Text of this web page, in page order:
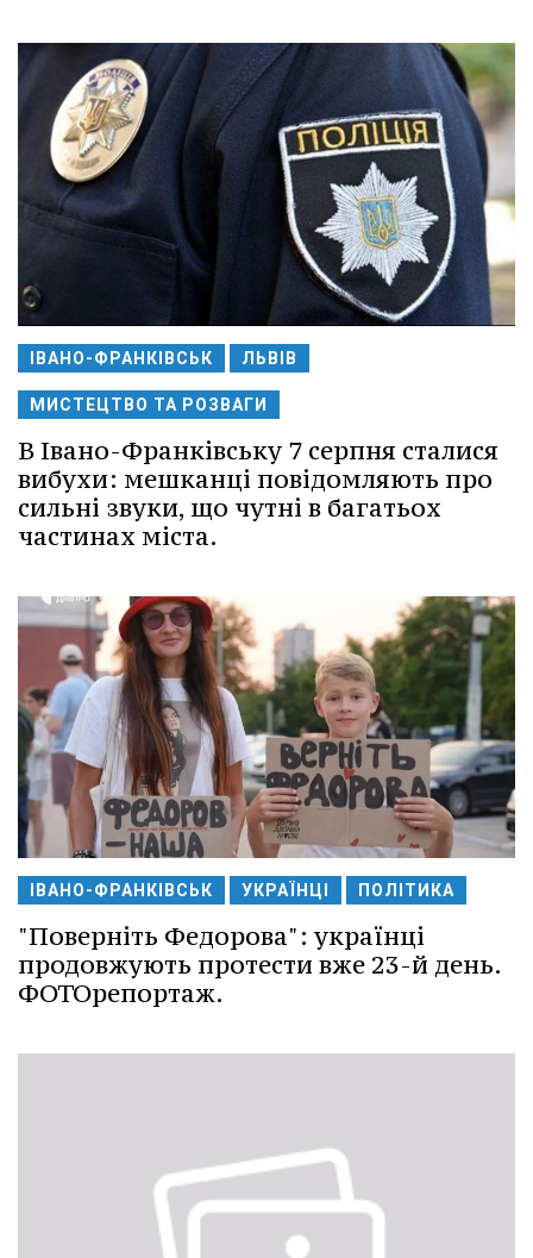
ІВАНО-ФРАНКІВСЬК ЛЬВІВ
МИСТЕЦТВО ТА РОЗВАГИ
В Івано-Франківську 7 серпня сталися
вибухи: мешканці повідомляють про
сильні звуки, що чутні в багатьох
частинах міста.
ІВАНО-ФРАНКІВСЬК УКРАЇНЦІ ПОЛІТИКА
"Поверніть Федорова": українці
продовжують протести вже 23-й день.
ФОТОрепортаж.